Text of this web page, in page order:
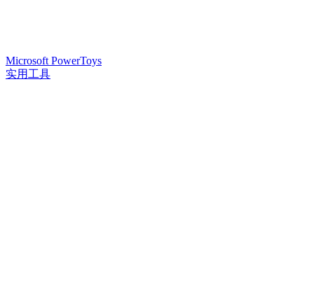
Microsoft PowerToys
实用工具